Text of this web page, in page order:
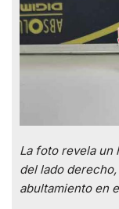
La foto revela un
del lado
abultamiento en